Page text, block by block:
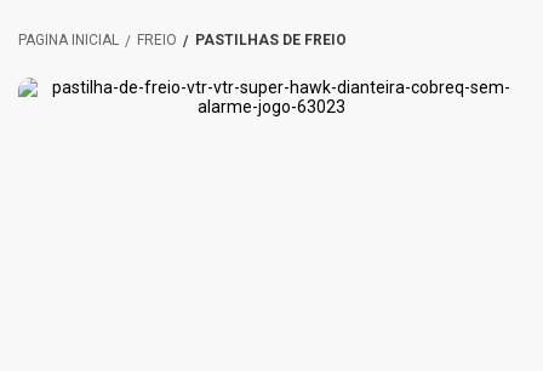
FREIO PASTILHAS DE FREIO